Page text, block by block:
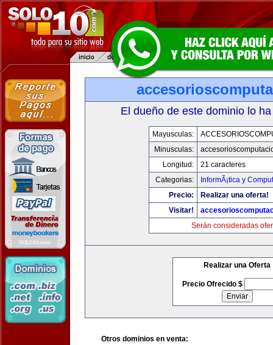
El dueño de este dominio lo
Mayusculas:
Minusculas:
Longitud:
21 caracteres
Categorias:
InformÃ¡tica y
Precio:
Realizar una oferta!
Visitar!
Serán consideradas
Realizar una Oferta
Precio Ofrecido $
Otros dominios en venta: